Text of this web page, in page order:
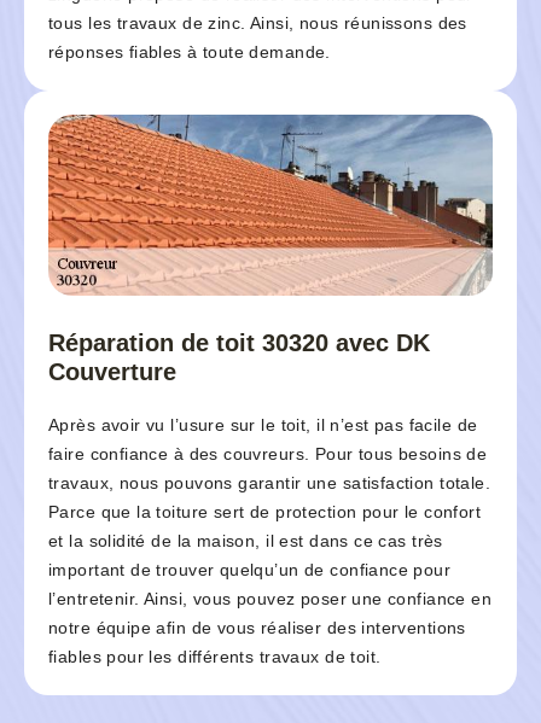
tous les travaux de zinc. Ainsi, nous réunissons des
réponses fiables à toute demande.
Réparation de toit 30320 avec DK
Couverture
Après avoir vu l’usure sur le toit, il n’est pas facile de
faire confiance à des couvreurs. Pour tous besoins de
travaux, nous pouvons garantir une satisfaction totale.
Parce que la toiture sert de protection pour le confort
et la solidité de la maison, il est dans ce cas très
important de trouver quelqu’un de confiance pour
l’entretenir. Ainsi, vous pouvez poser une confiance en
notre équipe afin de vous réaliser des interventions
fiables pour les différents travaux de toit.